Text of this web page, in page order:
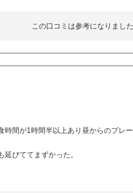
この口コミは参考になりまし
時間が1時間半以上あり昼からのプレ
びててまずかった。